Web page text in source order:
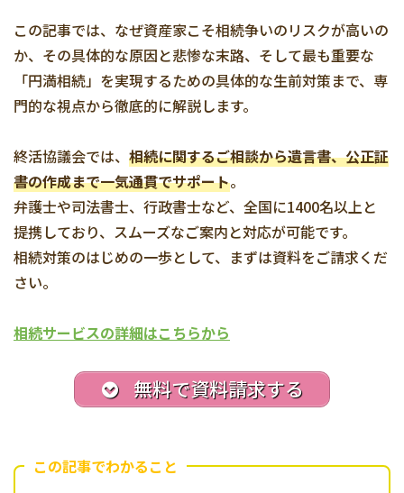
この記事では、なぜ資産家こそ相続争いのリスクが高いの
か、その具体的な原因と悲惨な末路、そして最も重要な
「円満相続」を実現するための具体的な生前対策まで、専
門的な視点から徹底的に解説します。
終活協議会では、 相続に関するご相談から遺言書、公正証
書の作成まで一気通貫でサポート。
弁護士や司法書士、行政書士など、全国に1400名以上と
提携しており、スムーズなご案内と対応が可能です。
相続対策のはじめの一歩として、まずは資料をご請求くだ
さい。
相続サービスの詳細はこちらから
無料で資料請求する
この記事でわかること